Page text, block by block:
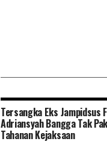
Tersangka Eks Jampidsus
Adriansyah Bangga Tak
Tahanan Kejaksaan